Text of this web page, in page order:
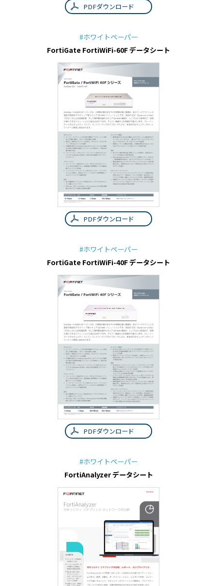
PDFダウンロード
#ホワイトペーパー
FortiGate FortiWiFi-60F データシート
PDFダウンロード
#ホワイトペーパー
FortiGate FortiWiFi-40F データシート
PDFダウンロード
#ホワイトペーパー
FortiAnalyzer データシート